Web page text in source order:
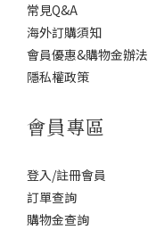
常見Q&A
海外訂購須知
會員優惠&購物金辦法
隱私權政策
會員專區
登入/註冊會員
訂單查詢
購物金查詢